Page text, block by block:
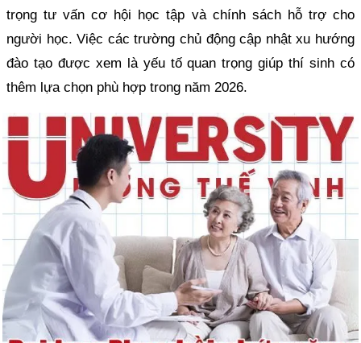
trọng tư vấn cơ hội học tập và chính sách hỗ trợ cho
người học. Việc các trường chủ động cập nhật xu hướng
đào tạo được xem là yếu tố quan trọng giúp thí sinh có
thêm lựa chọn phù hợp trong năm 2026.